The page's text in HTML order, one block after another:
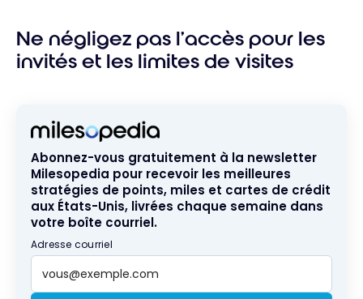
Ne négligez pas l’accès pour les
invités et les limites de visites
Abonnez-vous gratuitement à la newsletter
Milesopedia pour recevoir les meilleures
stratégies de points, miles et cartes de crédit
aux États-Unis, livrées chaque semaine dans
votre boîte courriel.
Adresse courriel